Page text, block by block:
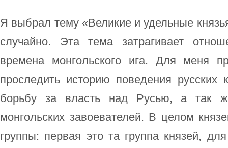
Я выбрал тему «Великие и удельные
случайно. Эта тема затрагивает
времена монгольского ига. Для меня
проследить историю поведения
борьбу за власть над Русью, а так
монгольских завоевателей. В целом
группы: первая это та группа князей,